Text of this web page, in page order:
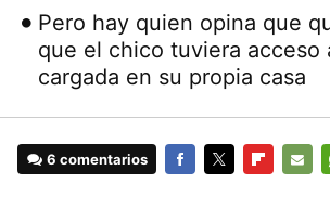
Pero hay quien opina que
que el chico tuviera acceso
cargada en su propia casa
6 comentarios